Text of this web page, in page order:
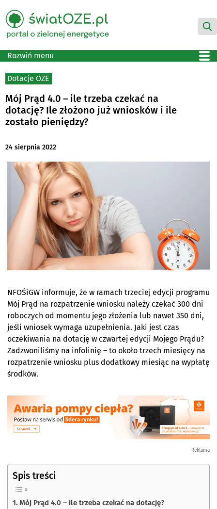
Rozwiń menu
Dotacje OZE
Mój Prąd 4.0 – ile trzeba czekać na
dotację? Ile złożono już wniosków i ile
zostało pieniędzy?
24 sierpnia 2022
NFOŚiGW informuje, że w ramach trzeciej edycji programu
Mój Prąd na rozpatrzenie wniosku należy czekać 300 dni
roboczych od momentu jego złożenia lub nawet 350 dni,
jeśli wniosek wymaga uzupełnienia. Jaki jest czas
oczekiwania na dotację w czwartej edycji Mojego Prądu?
Zadzwoniliśmy na infolinię – to około trzech miesięcy na
rozpatrzenie wniosku plus dodatkowy miesiąc na wypłatę
środków.
Reklama
Spis treści
Mój Prąd 4.0 – ile trzeba czekać na dotację?